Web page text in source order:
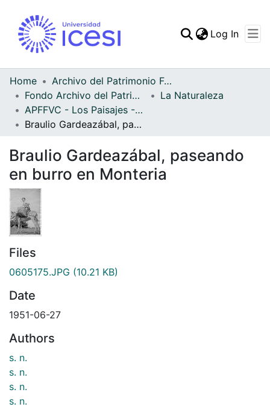
Statistics
Log In
Home
Archivo del Patrimonio Fotográfico y Fílmico del Valle del Cauca
Fondo Archivo del Patrimonio Fotográfico y Fílmico del Valle del Cauca
La Naturaleza
APFFVC - Los Paisajes - Patrimonial
Braulio Gardeazábal, paseando en burro en Monteria
Braulio Gardeazábal, paseando
en burro en Monteria
Files
0605175.JPG (10.21 KB)
Date
1951-06-27
Authors
s. n.
s. n.
s. n.
s. n.